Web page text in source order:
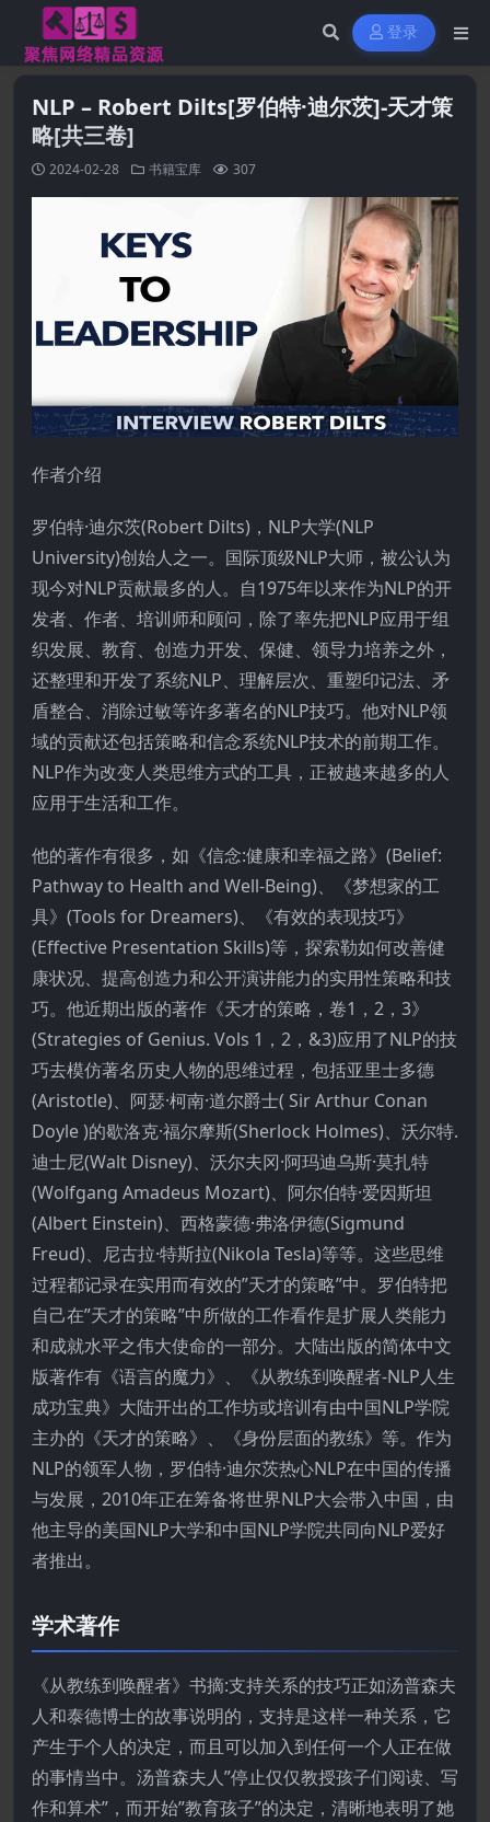
登录
NLP – Robert Dilts[罗伯特·迪尔茨]-天才策
略[共三卷]
2024-02-28 书籍宝库 307
作者介绍
罗伯特·迪尔茨(Robert Dilts)，NLP大学(NLP
University)创始人之一。国际顶级NLP大师，被公认为
现今对NLP贡献最多的人。自1975年以来作为NLP的开
发者、作者、培训师和顾问，除了率先把NLP应用于组
织发展、教育、创造力开发、保健、领导力培养之外，
还整理和开发了系统NLP、理解层次、重塑印记法、矛
盾整合、消除过敏等许多著名的NLP技巧。他对NLP领
域的贡献还包括策略和信念系统NLP技术的前期工作。
NLP作为改变人类思维方式的工具，正被越来越多的人
应用于生活和工作。
他的著作有很多，如《信念:健康和幸福之路》(Belief:
Pathway to Health and Well-Being)、《梦想家的工
具》(Tools for Dreamers)、《有效的表现技巧》
(Effective Presentation Skills)等，探索勒如何改善健
康状况、提高创造力和公开演讲能力的实用性策略和技
巧。他近期出版的著作《天才的策略，卷1，2，3》
(Strategies of Genius. Vols 1，2，&3)应用了NLP的技
巧去模仿著名历史人物的思维过程，包括亚里士多德
(Aristotle)、阿瑟·柯南·道尔爵士( Sir Arthur Conan
Doyle )的歇洛克·福尔摩斯(Sherlock Holmes)、沃尔特.
迪士尼(Walt Disney)、沃尔夫冈·阿玛迪乌斯·莫扎特
(Wolfgang Amadeus Mozart)、阿尔伯特·爱因斯坦
(Albert Einstein)、西格蒙德·弗洛伊德(Sigmund
Freud)、尼古拉·特斯拉(Nikola Tesla)等等。这些思维
过程都记录在实用而有效的”天才的策略”中。罗伯特把
自己在”天才的策略”中所做的工作看作是扩展人类能力
和成就水平之伟大使命的一部分。大陆出版的简体中文
版著作有《语言的魔力》、《从教练到唤醒者-NLP人生
成功宝典》大陆开出的工作坊或培训有由中国NLP学院
主办的《天才的策略》、《身份层面的教练》等。作为
NLP的领军人物，罗伯特·迪尔茨热心NLP在中国的传播
与发展，2010年正在筹备将世界NLP大会带入中国，由
他主导的美国NLP大学和中国NLP学院共同向NLP爱好
者推出。
学术著作
《从教练到唤醒者》书摘:支持关系的技巧正如汤普森夫
人和泰德博士的故事说明的，支持是这样一种关系，它
产生于个人的决定，而且可以加入到任何一个人正在做
的事情当中。汤普森夫人”停止仅仅教授孩子们阅读、写
作和算术”，而开始”教育孩子”的决定，清晰地表明了她